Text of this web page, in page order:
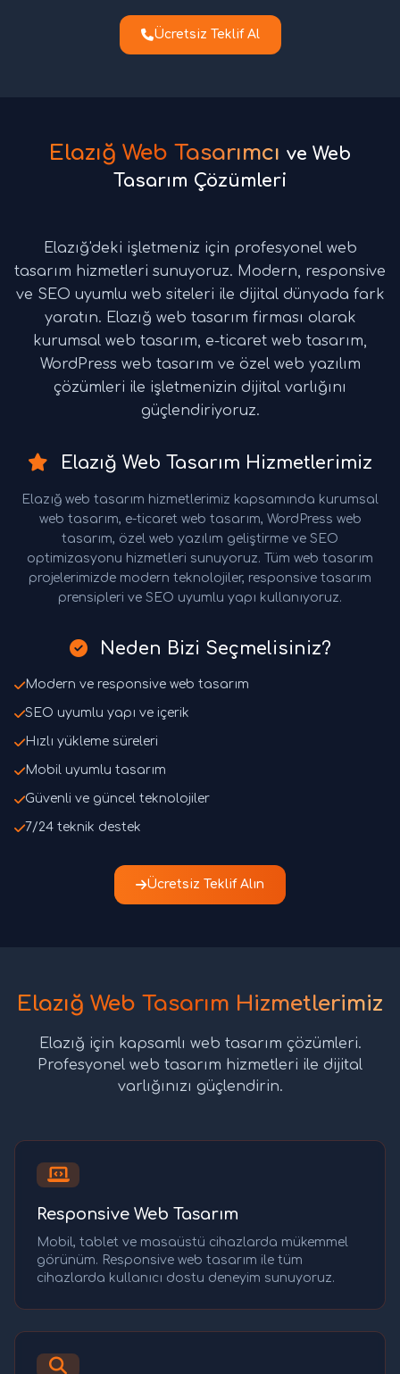
Ücretsiz Teklif Al
Elazığ Web Tasarımcı ve Web
Tasarım Çözümleri
Elazığ'deki işletmeniz için profesyonel web
tasarım hizmetleri sunuyoruz. Modern, responsive
ve SEO uyumlu web siteleri ile dijital dünyada fark
yaratın. Elazığ web tasarım firması olarak
kurumsal web tasarım, e-ticaret web tasarım,
WordPress web tasarım ve özel web yazılım
çözümleri ile işletmenizin dijital varlığını
güçlendiriyoruz.
Elazığ Web Tasarım Hizmetlerimiz
Elazığ web tasarım hizmetlerimiz kapsamında kurumsal
web tasarım, e-ticaret web tasarım, WordPress web
tasarım, özel web yazılım geliştirme ve SEO
optimizasyonu hizmetleri sunuyoruz. Tüm web tasarım
projelerimizde modern teknolojiler, responsive tasarım
prensipleri ve SEO uyumlu yapı kullanıyoruz.
Neden Bizi Seçmelisiniz?
Modern ve responsive web tasarım
SEO uyumlu yapı ve içerik
Hızlı yükleme süreleri
Mobil uyumlu tasarım
Güvenli ve güncel teknolojiler
7/24 teknik destek
Ücretsiz Teklif Alın
Elazığ Web Tasarım Hizmetlerimiz
Elazığ için kapsamlı web tasarım çözümleri.
Profesyonel web tasarım hizmetleri ile dijital
varlığınızı güçlendirin.
Responsive Web Tasarım
Mobil, tablet ve masaüstü cihazlarda mükemmel
görünüm. Responsive web tasarım ile tüm
cihazlarda kullanıcı dostu deneyim sunuyoruz.